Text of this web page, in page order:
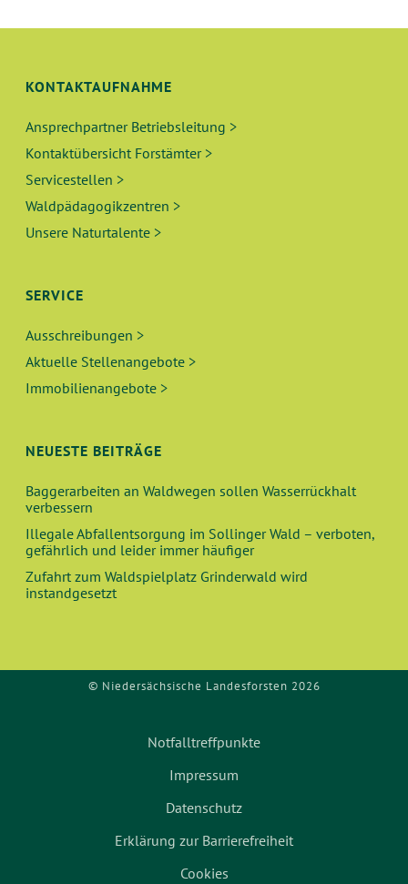
KONTAKTAUFNAHME
Ansprechpartner Betriebsleitung >
Kontaktübersicht Forstämter >
Servicestellen >
Waldpädagogikzentren >
Unsere Naturtalente >
SERVICE
Ausschreibungen >
Aktuelle Stellenangebote >
Immobilienangebote >
NEUESTE BEITRÄGE
Baggerarbeiten an Waldwegen sollen Wasserrückhalt
verbessern
Illegale Abfallentsorgung im Sollinger Wald – verboten,
gefährlich und leider immer häufiger
Zufahrt zum Waldspielplatz Grinderwald wird
instandgesetzt
© Niedersächsische Landesforsten 2026
Notfalltreffpunkte
Impressum
Datenschutz
Erklärung zur Barrierefreiheit
Cookies